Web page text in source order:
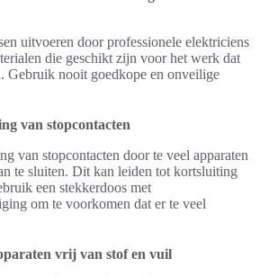
uitvoeren door professionele elektriciens
die geschikt zijn voor het werk dat
Gebruik nooit goedkope en onveilige
van stopcontacten
van stopcontacten door te veel apparaten
te sluiten. Dit kan leiden tot kortsluiting
een stekkerdoos met
om te voorkomen dat er te veel
vrij van stof en vuil